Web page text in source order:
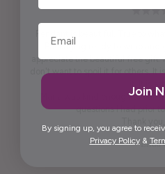
Packaging ready to wrap and
appreciate the beautiful free gift.
don't want to spoil it for others. It
Maria was kind enough to call
questions I had prior
Elida
Join
By signing up, you agree to
Privacy Policy&